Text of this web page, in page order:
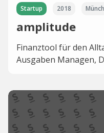
Startup 2018
amplitude
Finanztool für den
Ausgaben Managen,